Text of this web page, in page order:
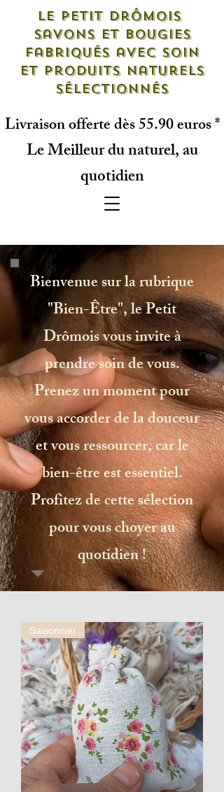
Le petit drômois
savons et bougies
fabriqués avec soin
et produits naturels
sélectionnés
Livraison offerte dès 55.90 euros *
Le Meilleur du naturel, au
quotidien
Bienvenue sur la rubrique
"Bien-Être", le Petit
Drômois vous invite à
prendre soin de vous.
Prenez un moment pour
vous accorder de la douceur
et vous ressourcer, car le
bien-être est essentiel.
Profitez de cette sélection
pour vous choyer au
quotidien !
Saisonnier